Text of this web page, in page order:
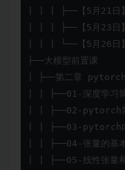
| | | ├──【5月21日
| | | ├──【5月23日
| | | └──【5月26日
├──大模型前置课
| ├──第二章 pytorch
| | ├──01-深度学习
| | ├──02-pytorch简
| | ├──03-pytorch
| | ├──04-张量的基
| | ├──05-线性张量